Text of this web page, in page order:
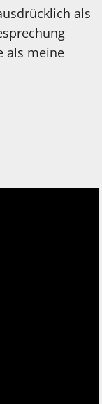
als
als meine